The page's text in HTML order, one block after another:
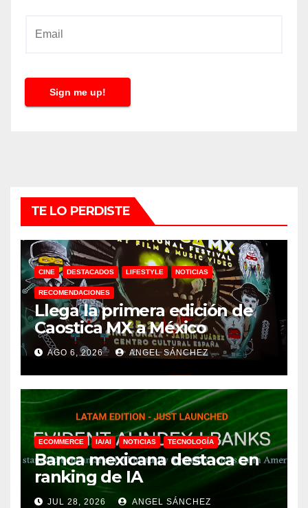
l
Sign me up!
TE LO PERDISTE
CINE DESTACADOS LIFESTYLE NOTICIAS
RECOMENDACIONES
Llega la primera edición de
Caostica MX a México
AGO 6, 2026 ANGEL SÁNCHEZ
ECOMMERCE IA/AI NOTICIAS TECNOLOGÍA
Banca mexicana destaca en
ranking de IA
JUL 28, 2026 ANGEL SÁNCHEZ